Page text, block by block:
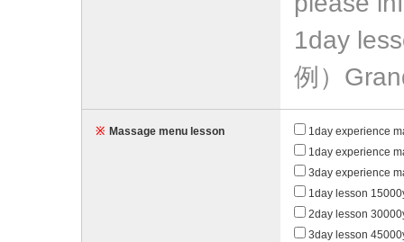
1day
例）
※ Massage menu lesson
1day experience
1day experience
3day experience
1day lesson
2day lesson
3day lesson